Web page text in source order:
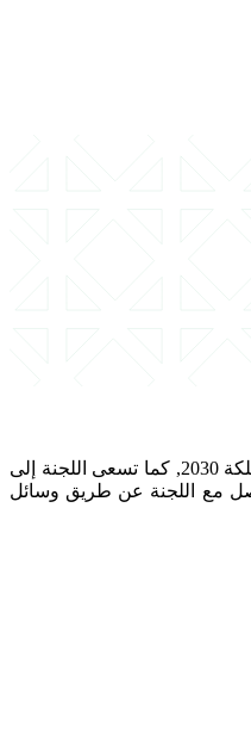
تسعى لجنة الخريجين بكلية الحاسبات إلى استمرار التواصل مع الخريجين والخريجات الذين هم محل فخر واعتزاز، ودعم سوق العمل بكوادر متميزة بما يحقق الجودة ورؤية المملكة 2030, كما تسعى اللجنة إلى
مع اللجنة عن طريق وسائل